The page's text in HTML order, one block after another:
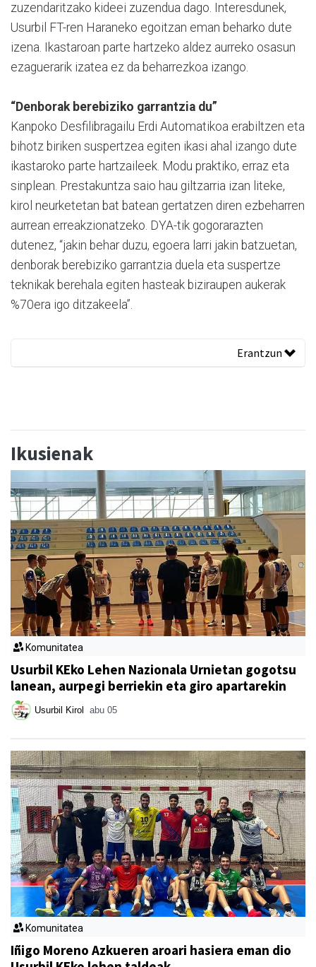
zuzendaritzako kideei zuzendua dago. Interesdunek,
Usurbil FT-ren Haraneko egoitzan eman beharko dute
izena. Ikastaroan parte hartzeko aldez aurreko osasun
ezaguerarik izatea ez da beharrezkoa izango.
“Denborak berebiziko garrantzia du”
Kanpoko Desfilibragailu Erdi Automatikoa erabiltzen eta
bihotz biriken suspertzea egiten ikasi ahal izango dute
ikastaroko parte hartzaileek. Modu praktiko, erraz eta
sinplean. Prestakuntza saio hau giltzarria izan liteke,
kirol neurketetan bat batean gertatzen diren ezbeharren
aurrean erreakzionatzeko. DYA-tik gogorarazten
dutenez, “jakin behar duzu, egoera larri jakin batzuetan,
denborak berebiziko garrantzia duela eta suspertze
teknikak berehala egiten hasteak biziraupen aukerak
%70era igo ditzakeela”.
Erantzun
Ikusienak
Komunitatea
Usurbil KEko Lehen Nazionala Urnietan gogotsu
lanean, aurpegi berriekin eta giro apartarekin
Usurbil Kirol abu 05
Komunitatea
Iñigo Moreno Azkueren aroari hasiera eman dio